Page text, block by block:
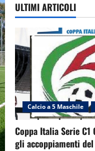
ULTIMI ARTICOLI
Calcio a 5 Maschile
Coppa Italia Serie
gli accoppiamenti